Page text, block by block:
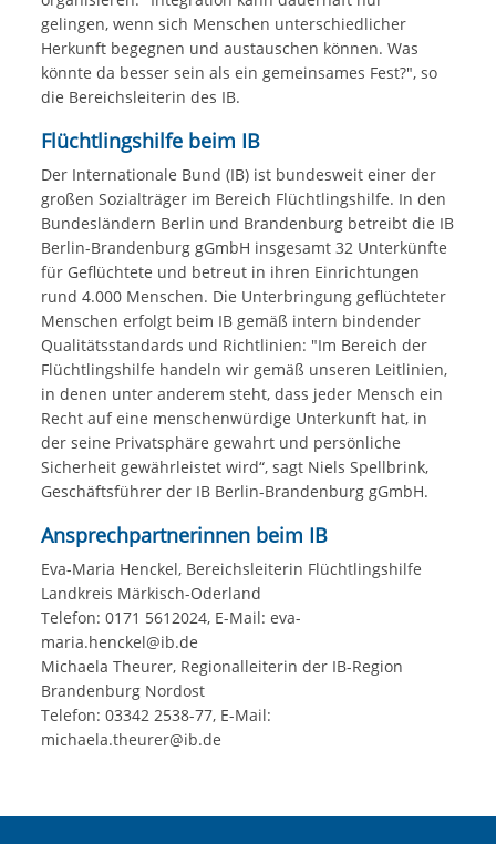
gelingen, wenn sich Menschen unterschiedlicher
Herkunft begegnen und austauschen können. Was
könnte da besser sein als ein gemeinsames Fest?", so
die Bereichsleiterin des IB.
Flüchtlingshilfe beim IB
Der Internationale Bund (IB) ist bundesweit einer der
großen Sozialträger im Bereich Flüchtlingshilfe. In den
Bundesländern Berlin und Brandenburg betreibt die IB
Berlin-Brandenburg gGmbH insgesamt 32 Unterkünfte
für Geflüchtete und betreut in ihren Einrichtungen
rund 4.000 Menschen. Die Unterbringung geflüchteter
Menschen erfolgt beim IB gemäß intern bindender
Qualitätsstandards und Richtlinien: "Im Bereich der
Flüchtlingshilfe handeln wir gemäß unseren Leitlinien,
in denen unter anderem steht, dass jeder Mensch ein
Recht auf eine menschenwürdige Unterkunft hat, in
der seine Privatsphäre gewahrt und persönliche
Sicherheit gewährleistet wird“, sagt Niels Spellbrink,
Geschäftsführer der IB Berlin-Brandenburg gGmbH.
Ansprechpartnerinnen beim IB
Eva-Maria Henckel, Bereichsleiterin Flüchtlingshilfe
Landkreis Märkisch-Oderland
Telefon: 0171 5612024, E-Mail: eva-
maria.henckel@ib.de
Michaela Theurer, Regionalleiterin der IB-Region
Brandenburg Nordost
Telefon: 03342 2538-77, E-Mail:
michaela.theurer@ib.de